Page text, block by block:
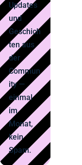
Updates
und
Geschich
ten aus
der
Commun
ity —
einmal
im
Monat,
kein
Spam.